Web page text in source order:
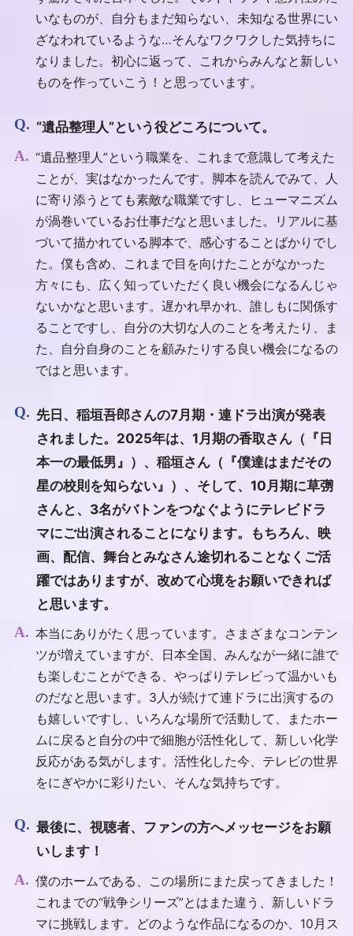
いなものが、自分もまだ知らない、未知なる世界にい
ざなわれているような…そんなワクワクした気持ちに
なりました。初心に返って、これからみんなと新しい
ものを作っていこう！と思っています。
“遺品整理人”という役どころについて。
“遺品整理人”という職業を、これまで意識して考えた
ことが、実はなかったんです。脚本を読んでみて、人
に寄り添うとても素敵な職業ですし、ヒューマニズム
が渦巻いているお仕事だなと思いました。リアルに基
づいて描かれている脚本で、感心することばかりでし
た。僕も含め、これまで目を向けたことがなかった
方々にも、広く知っていただく良い機会になるんじゃ
ないかなと思います。遅かれ早かれ、誰しもに関係す
ることですし、自分の大切な人のことを考えたり、ま
た、自分自身のことを顧みたりする良い機会になるの
ではと思います。
先日、稲垣吾郎さんの7月期・連ドラ出演が発表
されました。2025年は、1月期の香取さん（『日
本一の最低男』）、稲垣さん（『僕達はまだその
星の校則を知らない』）、そして、10月期に草彅
さんと、3名がバトンをつなぐようにテレビドラ
マにご出演されることになります。もちろん、映
画、配信、舞台とみなさん途切れることなくご活
躍ではありますが、改めて心境をお願いできれば
と思います。
本当にありがたく思っています。さまざまなコンテン
ツが増えていますが、日本全国、みんなが一緒に誰で
も楽しむことができる、やっぱりテレビって温かいも
のだなと思います。3人が続けて連ドラに出演するの
も嬉しいですし、いろんな場所で活動して、またホー
ムに戻ると自分の中で細胞が活性化して、新しい化学
反応がある気がします。活性化した今、テレビの世界
をにぎやかに彩りたい、そんな気持ちです。
最後に、視聴者、ファンの方へメッセージをお願
いします！
僕のホームである、この場所にまた戻ってきました！
これまでの“戦争シリーズ”とはまた違う、新しいドラ
マに挑戦します。どのような作品になるのか、10月ス